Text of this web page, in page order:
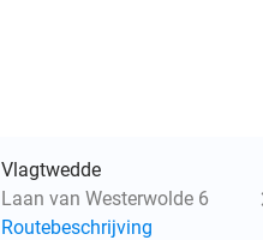
Vlagtwedde
Laan van Westerwolde 6
Routebeschrijving